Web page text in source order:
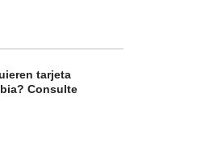
tarjeta
Consulte